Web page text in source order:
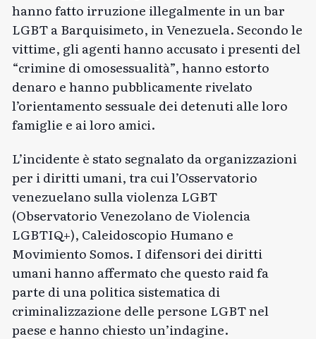
hanno fatto irruzione illegalmente in un bar
LGBT a Barquisimeto, in Venezuela. Secondo le
vittime, gli agenti hanno accusato i presenti del
“crimine di omosessualità”, hanno estorto
denaro e hanno pubblicamente rivelato
l’orientamento sessuale dei detenuti alle loro
famiglie e ai loro amici.
L’incidente è stato segnalato da organizzazioni
per i diritti umani, tra cui l’Osservatorio
venezuelano sulla violenza LGBT
(Observatorio Venezolano de Violencia
LGBTIQ+), Caleidoscopio Humano e
Movimiento Somos. I difensori dei diritti
umani hanno affermato che questo raid fa
parte di una politica sistematica di
criminalizzazione delle persone LGBT nel
paese e hanno chiesto un’indagine.